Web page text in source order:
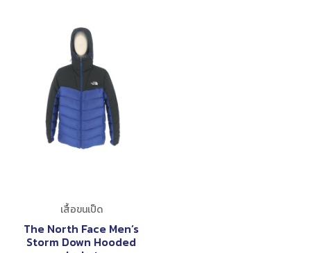
เสื้อขนเป็ด
The North Face Men’s
Storm Down Hooded